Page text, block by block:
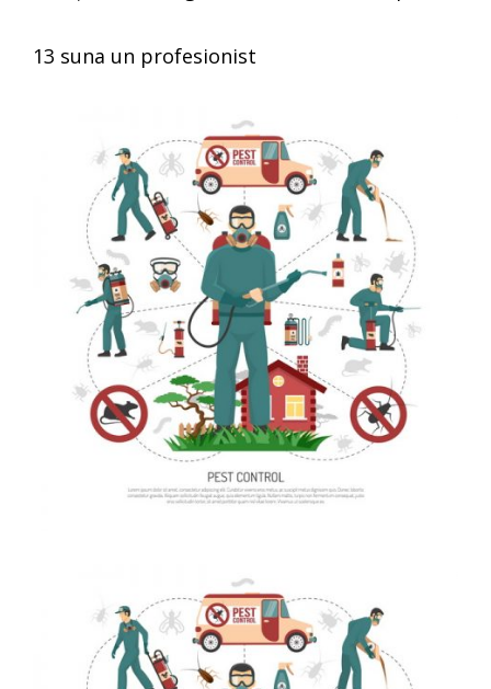
13 suna un profesionist